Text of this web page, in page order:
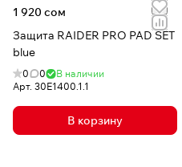
1 920 сом
Защита RAIDER PRO PAD SET
blue
0 0
В наличии
Арт. 30E1400.1.1
В корзину